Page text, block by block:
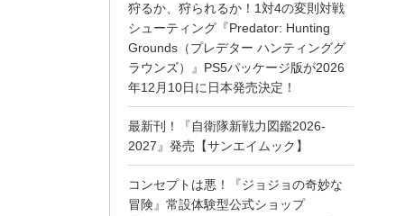
狩るか、狩られるか！1対4の変則対戦
シューティング『Predator: Hunting
Grounds（プレデター ハンティンググ
ラウンズ）』PS5パッケージ版が2026
年12月10日に日本発売決定！
最新刊！『自衛隊新戦力図鑑2026-
2027』発売【サンエイムック】
コンセプトは悪！『ジョジョの奇妙な
冒険』常設体験型公式ショップ